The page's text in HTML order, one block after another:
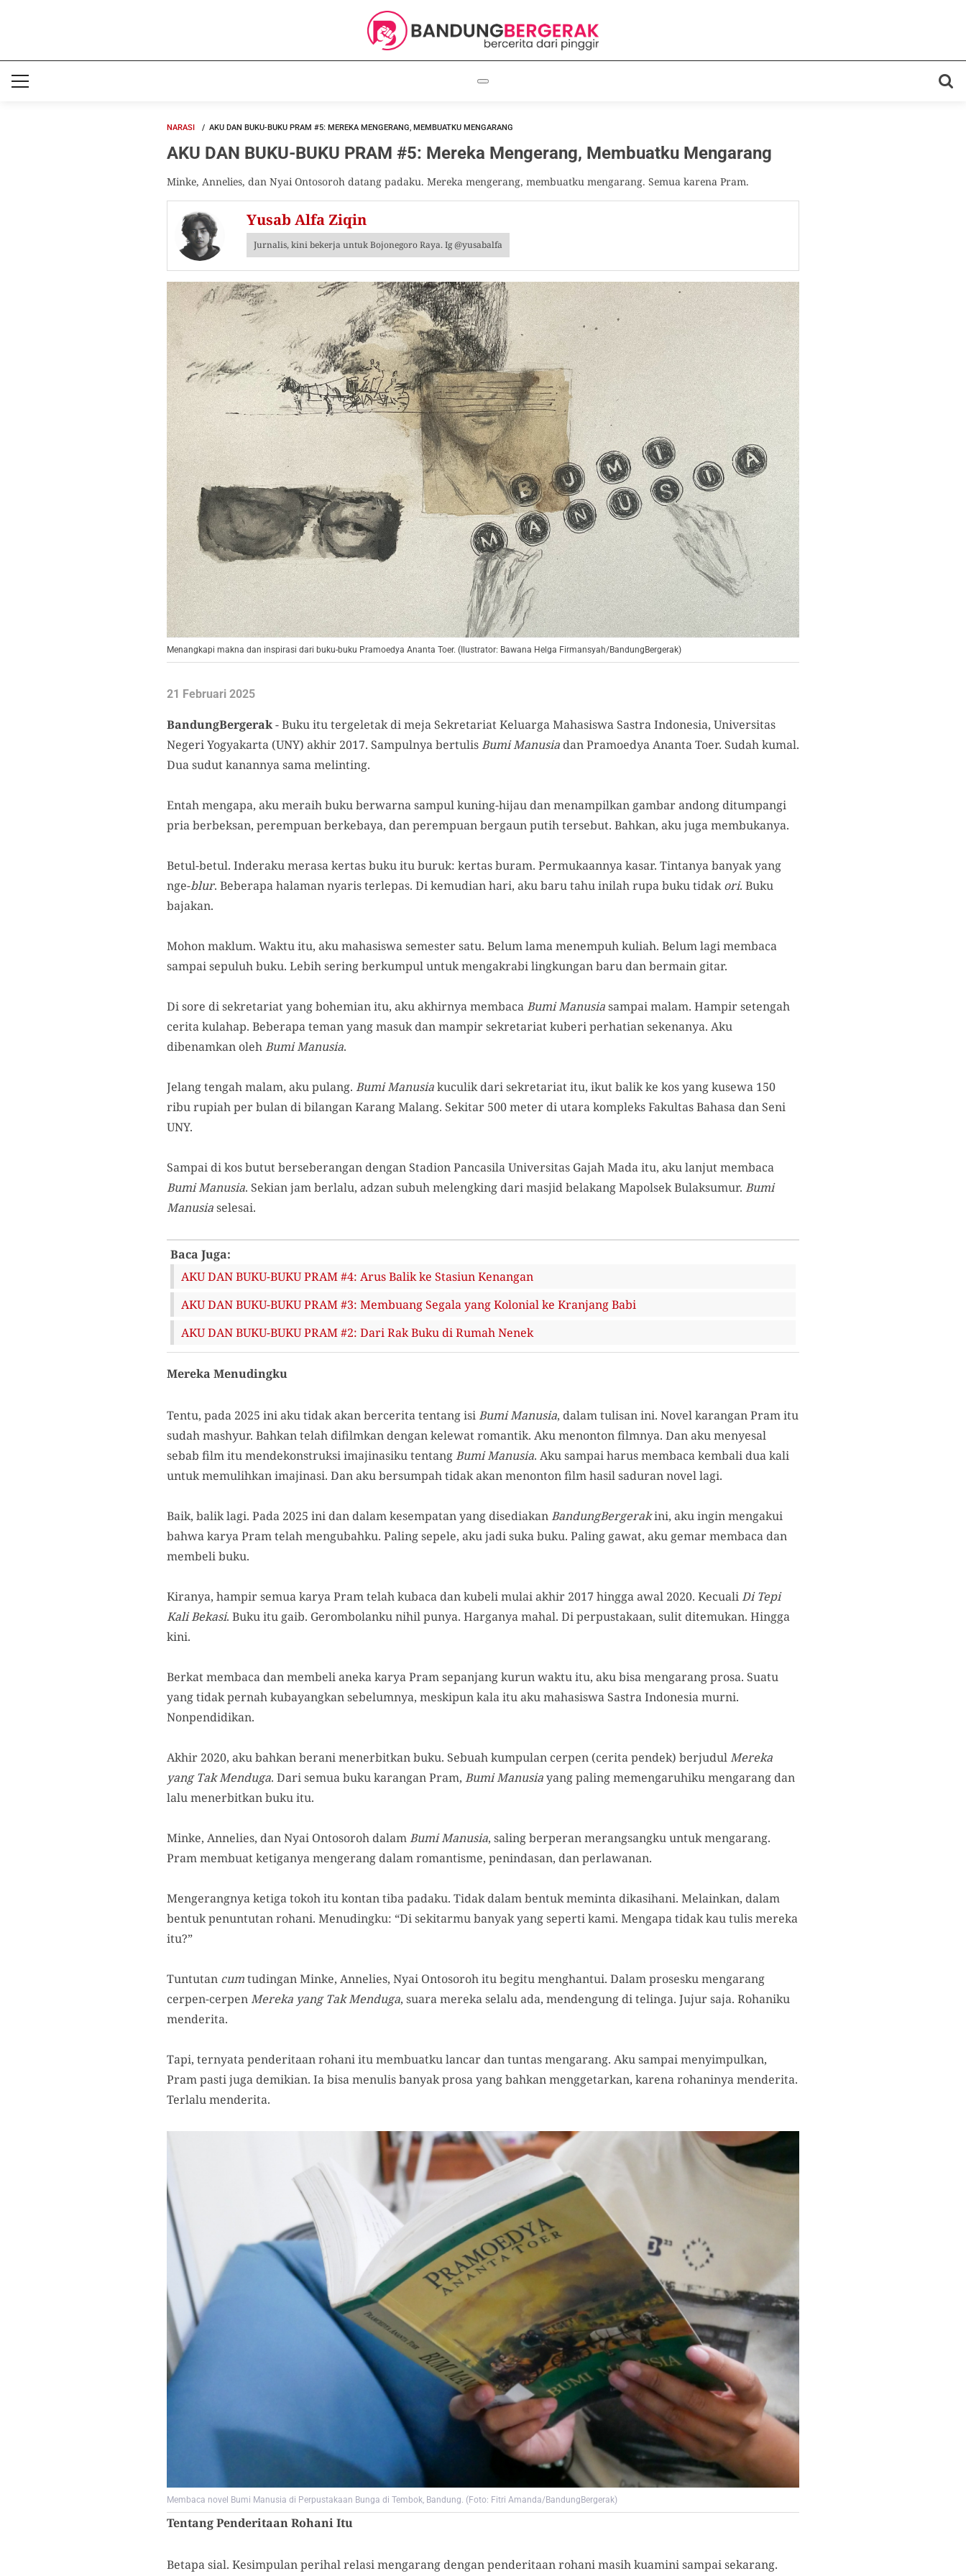
NARASI AKU DAN BUKU-BUKU PRAM #5: MEREKA MENGERANG, MEMBUATKU MENGARANG
AKU DAN BUKU-BUKU PRAM #5: Mereka Mengerang, Membuatku Mengarang
Minke, Annelies, dan Nyai Ontosoroh datang padaku. Mereka mengerang, membuatku mengarang. Semua karena Pram.
Yusab Alfa Ziqin
Jurnalis, kini bekerja untuk Bojonegoro Raya. Ig @yusabalfa
Menangkapi makna dan inspirasi dari buku-buku Pramoedya Ananta Toer. (Ilustrator: Bawana Helga Firmansyah/BandungBergerak)
21 Februari 2025
BandungBergerak- Buku itu tergeletak di meja Sekretariat Keluarga Mahasiswa Sastra Indonesia, Universitas
Negeri Yogyakarta (UNY) akhir 2017. Sampulnya bertulisBumi Manusia dan Pramoedya Ananta Toer. Sudah kumal.
Dua sudut kanannya sama melinting.
Entah mengapa, aku meraih buku berwarna sampul kuning-hijau dan menampilkan gambar andong ditumpangi
pria berbeksan, perempuan berkebaya, dan perempuan bergaun putih tersebut. Bahkan, aku juga membukanya.
Betul-betul. Inderaku merasa kertas buku itu buruk: kertas buram. Permukaannya kasar. Tintanya banyak yang
nge-blur. Beberapa halaman nyaris terlepas. Di kemudian hari, aku baru tahu inilah rupa buku tidakori. Buku
bajakan.
Mohon maklum. Waktu itu, aku mahasiswa semester satu. Belum lama menempuh kuliah. Belum lagi membaca
sampai sepuluh buku. Lebih sering berkumpul untuk mengakrabi lingkungan baru dan bermain gitar.
Di sore di sekretariat yang bohemian itu, aku akhirnya membacaBumi Manusiasampai malam. Hampir setengah
cerita kulahap. Beberapa teman yang masuk dan mampir sekretariat kuberi perhatian sekenanya. Aku
dibenamkan olehBumi Manusia.
Jelang tengah malam, aku pulang. Bumi Manusiakuculik dari sekretariat itu, ikut balik ke kos yang kusewa 150
ribu rupiah per bulan di bilangan Karang Malang. Sekitar 500 meter di utara kompleks Fakultas Bahasa dan Seni
UNY.
Sampai di kos butut berseberangan dengan Stadion Pancasila Universitas Gajah Mada itu, aku lanjut membaca
Bumi Manusia. Sekian jam berlalu, adzan subuh melengking dari masjid belakang Mapolsek Bulaksumur. Bumi
Manusiaselesai.
Baca Juga:
AKU DAN BUKU-BUKU PRAM #4: Arus Balik ke Stasiun Kenangan
AKU DAN BUKU-BUKU PRAM #3: Membuang Segala yang Kolonial ke Kranjang Babi
AKU DAN BUKU-BUKU PRAM #2: Dari Rak Buku di Rumah Nenek
Mereka Menudingku
Tentu, pada 2025 ini aku tidak akan bercerita tentang isiBumi Manusia, dalam tulisan ini. Novel karangan Pram itu
sudah mashyur. Bahkan telah difilmkan dengan kelewat romantik. Aku menonton filmnya. Dan aku menyesal
sebab film itu mendekonstruksi imajinasiku tentangBumi Manusia. Aku sampai harus membaca kembali dua kali
untuk memulihkan imajinasi. Dan aku bersumpah tidak akan menonton film hasil saduran novel lagi.
Baik, balik lagi. Pada 2025 ini dan dalam kesempatan yang disediakanBandungBergerakini, aku ingin mengakui
bahwa karya Pram telah mengubahku. Paling sepele, aku jadi suka buku. Paling gawat, aku gemar membaca dan
membeli buku.
Kiranya, hampir semua karya Pram telah kubaca dan kubeli mulai akhir 2017 hingga awal 2020. KecualiDi Tepi
Kali Bekasi. Buku itu gaib. Gerombolanku nihil punya. Harganya mahal. Di perpustakaan, sulit ditemukan. Hingga
kini.
Berkat membaca dan membeli aneka karya Pram sepanjang kurun waktu itu, aku bisa mengarang prosa. Suatu
yang tidak pernah kubayangkan sebelumnya, meskipun kala itu aku mahasiswa Sastra Indonesia murni.
Nonpendidikan.
Akhir 2020, aku bahkan berani menerbitkan buku. Sebuah kumpulan cerpen (cerita pendek) berjudulMereka
yang Tak Menduga. Dari semua buku karangan Pram, Bumi Manusiayang paling memengaruhiku mengarang dan
lalu menerbitkan buku itu.
Minke, Annelies, dan Nyai Ontosoroh dalamBumi Manusia, saling berperan merangsangku untuk mengarang.
Pram membuat ketiganya mengerang dalam romantisme, penindasan, dan perlawanan.
Mengerangnya ketiga tokoh itu kontan tiba padaku. Tidak dalam bentuk meminta dikasihani. Melainkan, dalam
bentuk penuntutan rohani. Menudingku: “Di sekitarmu banyak yang seperti kami. Mengapa tidak kau tulis mereka
itu?”
Tuntutan cumtudingan Minke, Annelies, Nyai Ontosoroh itu begitu menghantui. Dalam prosesku mengarang
cerpen-cerpenMereka yang Tak Menduga, suara mereka selalu ada, mendengung di telinga. Jujur saja. Rohaniku
menderita.
Tapi, ternyata penderitaan rohani itu membuatku lancar dan tuntas mengarang. Aku sampai menyimpulkan,
Pram pasti juga demikian. Ia bisa menulis banyak prosa yang bahkan menggetarkan, karena rohaninya menderita.
Terlalu menderita.
Membaca novel Bumi Manusia di Perpustakaan Bunga di Tembok, Bandung. (Foto: Fitri Amanda/BandungBergerak)
Tentang Penderitaan Rohani Itu
Betapa sial. Kesimpulan perihal relasi mengarang dengan penderitaan rohani masih kuamini sampai sekarang.